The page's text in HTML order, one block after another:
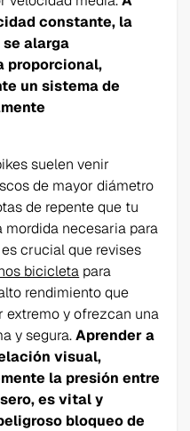
constante, la
alarga
proporcional,
un sistema de
suelen venir
de mayor diámetro
de repente que tu
necesaria para
crucial que revises
bicicleta para
rendimiento que
y ofrezcan una
y segura.Aprender a
visual,
la presión entre
es vital y
bloqueo de